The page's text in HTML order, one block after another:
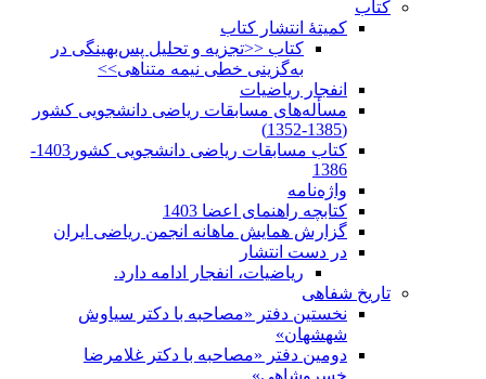
کتاب
کمیتۀ انتشار کتاب
کتاب <<تجزیه و تحلیل پس‌بهینگی در
به‌گزینی خطی نیمه متناهی>>
انفجار ریاضیات
مسأله‌های مسابقات ریاضی دانشجویی کشور
(1385-1352)
کتاب مسابقات ریاضی دانشجویی کشور1403-
1386
واژه‌نامه
کتابچه راهنمای اعضا 1403
گزارش همایش ماهانه انجمن ریاضی ایران
در دست انتشار
ریاضیات، انفجار ادامه دارد.
تاریخ شفاهی
نخستین دفتر «مصاحبه با دکتر سیاوش
شهشهان»
دومین دفتر «مصاحبه با دکتر غلامرضا
خسروشاهی»